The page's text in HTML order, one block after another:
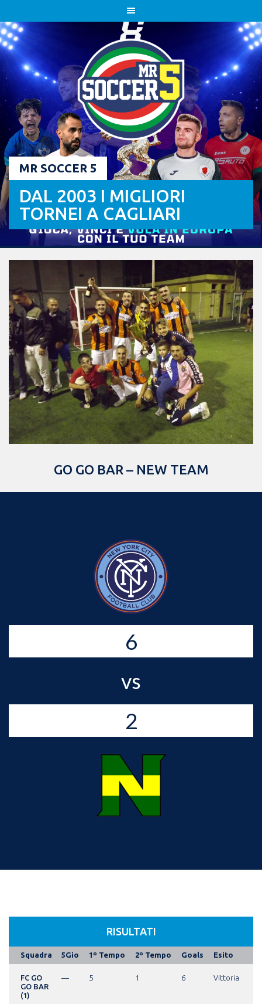
to
content
MR SOCCER 5
DAL 2003 I MIGLIORI
TORNEI A CAGLIARI
GO GO BAR – NEW TEAM
6
vs
2
RISULTATI
Squadra 5Gio 1º Tempo 2º Tempo Goals Esito
FC GO
GO BAR
(1)
— 5 1 6 Vittoria